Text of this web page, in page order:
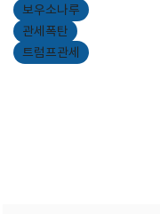
보우소나루
관세폭탄
트럼프관세